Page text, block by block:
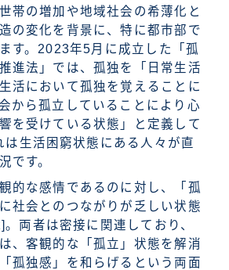
帯の増加や地域社会の希薄化と
の変化を背景に、特に都市部で
す。2023年5月に成立した「孤
進法」では、孤独を「日常生活
活において孤独を覚えることに
から孤立していることにより心
を受けている状態」と定義して
は生活困窮状態にある人々が直
です。
的な感情であるのに対し、「孤
社会とのつながりが乏しい状態
両者は密接に関連しており、
、客観的な「孤立」状態を解消
孤独感」を和らげるという両面